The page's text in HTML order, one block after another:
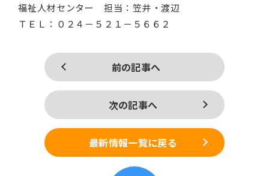
福祉人材センター 担当：笠井・渡辺
ＴＥＬ：０２４－５２１－５６６２
前の記事へ
次の記事へ
最新情報一覧に戻る